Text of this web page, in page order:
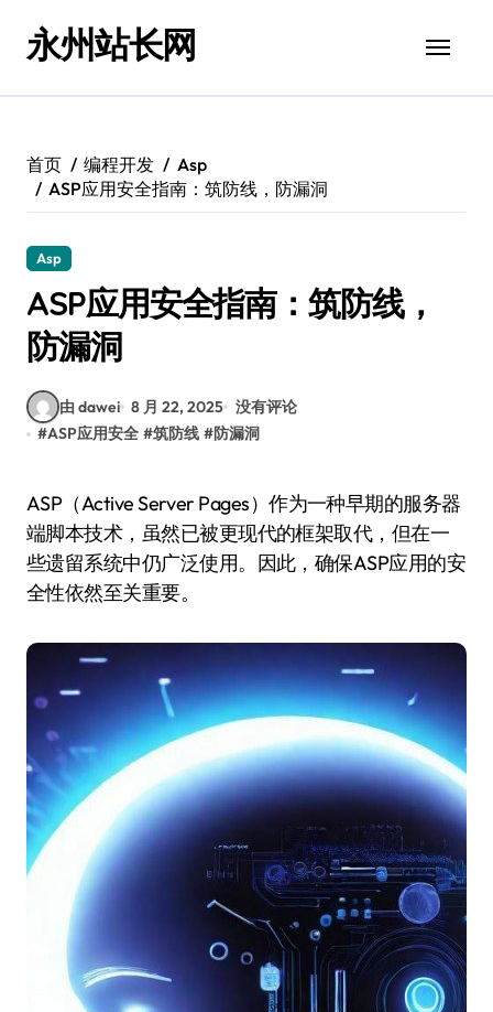
永州站长网
首页 编程开发
Asp
ASP应用安全指南：筑防线，防漏洞
Asp
ASP应用安全指南：筑防线，
防漏洞
由 dawei 8 月 22, 2025 没有评论
#ASP应用安全 #筑防线 #防漏洞
ASP（Active Server Pages）作为一种早期的服务器
端脚本技术，虽然已被更现代的框架取代，但在一
些遗留系统中仍广泛使用。因此，确保ASP应用的安
全性依然至关重要。